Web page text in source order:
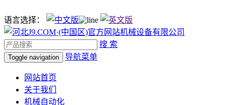
语言选择：
搜 索
Toggle navigation 导航菜单
网站首页
关于我们
机械自动化